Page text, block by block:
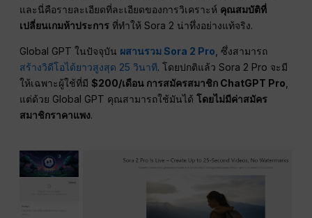
และนี่คือรายละเอียดที่ละเอียดของการวิเคราะห์ คุณสมบัติที่
เปลี่ยนเกมห้าประการ ที่ทำให้ Sora 2 น่าทึ่งอย่างแท้จริง.
Global GPT ในปัจจุบัน ผสานรวม Sora 2 Pro , ซึ่งสามารถ
สร้างวิดีโอได้ยาวสูงสุด 25 วินาที. โดยปกติแล้ว Sora 2 Pro จะมี
ให้เฉพาะผู้ใช้ที่มี$200/เดือน การสมัครสมาชิก ChatGPT Pro
แต่ด้วย Global GPT คุณสามารถใช้มันได้โดยไม่มีค่าสมัคร
สมาชิกราคาแพง.